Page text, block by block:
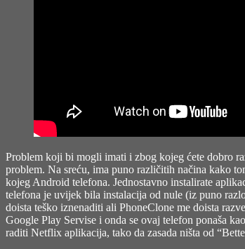
Problem koji bi mogli imati i zbog kojeg ćete dobro
problem. Na sreću, ima puno različitih načina kako
kojeg Android telefona. Jednostavno instalirate
telefona je uvijek bila instalacija od nule (iz puno
doista teško iznenaditi ali PhoneClone me doista
Google Play Servise i onda se ovaj telefon ponaša
raditi Netflix aplikacija, tako da zasada ništa od